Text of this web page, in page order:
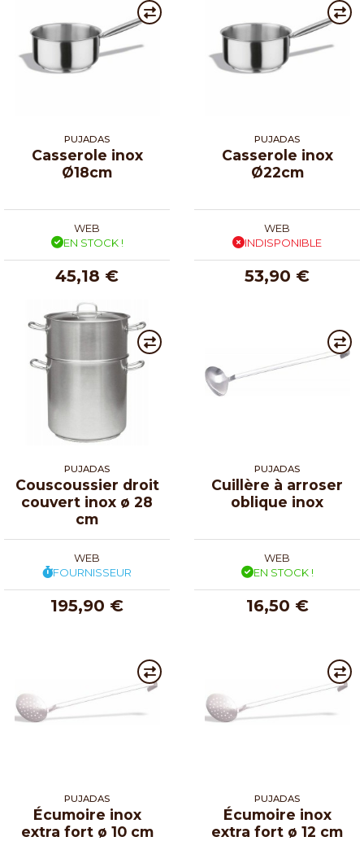
PUJADAS
Casserole inox
Ø18cm
WEB
EN STOCK !
45,18 €
PUJADAS
Casserole inox
Ø22cm
WEB
INDISPONIBLE
53,90 €
PUJADAS
Couscoussier droit
couvert inox ø 28
cm
WEB
FOURNISSEUR
195,90 €
PUJADAS
Cuillère à arroser
oblique inox
WEB
EN STOCK !
16,50 €
PUJADAS
Écumoire inox
extra fort ø 10 cm
PUJADAS
Écumoire inox
extra fort ø 12 cm